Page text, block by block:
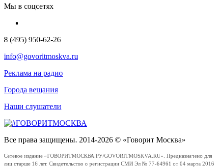
Мы в соцсетях
8 (495) 950-62-26
info@govoritmoskva.ru
Реклама на радио
Города вещания
Наши слушатели
Все права защищены. 2014-2026 © «Говорит Москва»
Сетевое издание «ГОВОРИТМОСКВА.РУ/GOVORITMOSKVA.RU». Предназначено для
лиц старше 16 лет. Свидетельство о регистрации СМИ Эл № 77-64961 от 04 марта 2016